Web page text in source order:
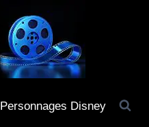
Personnages Disney